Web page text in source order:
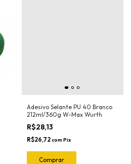
Adesivo Selante PU 40 Branco
212ml/360g W-Max Wurth
R$28,13
R$26,72com Pix